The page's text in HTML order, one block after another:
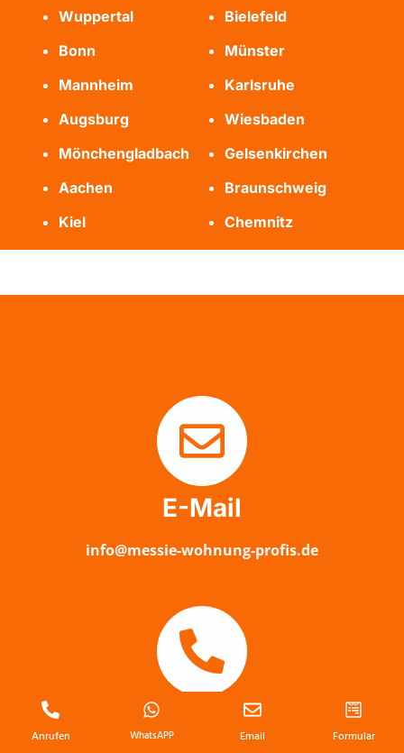
Wuppertal
Bielefeld
Bonn
Münster
Mannheim
Karlsruhe
Augsburg
Wiesbaden
Mönchengladbach
Gelsenkirchen
Aachen
Braunschweig
Kiel
Chemnitz
E-Mail
info@messie-wohnung-profis.de
Anrufen
Anrufen WhatsAPP Email Formular